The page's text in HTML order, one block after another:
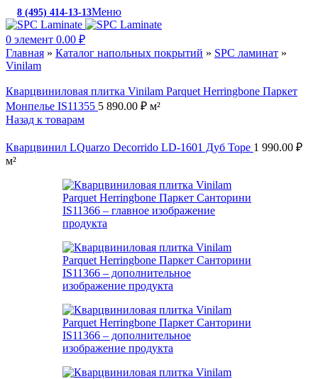
8 (495) 414-13-13Меню
0 элемент 0.00 ₽
Главная » Каталог напольных покрытий » SPC ламинат »
Vinilam
Кварцвиниловая плитка Vinilam Parquet Herringbone Паркет
Монпелье IS11355 5 890.00 ₽ м²
Назад к товарам
Кварцвинил LQuarzo Decorrido LD-1601 Дуб Торе 1 990.00 ₽
м²